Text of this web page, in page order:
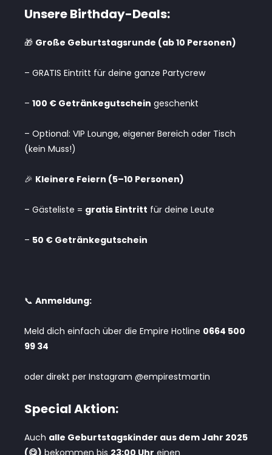
Unsere Birthday-Deals:
🎁 Große Geburtstagsrunde (ab 10 Personen)
– GRATIS Eintritt für deine ganze Partycrew
– 100 € Getränkegutschein geschenkt
– Optional: VIP Lounge, eigener Bereich oder Tisch
(kein Muss!)
🎉 Kleinere Feiern (5–10 Personen)
– Gästeliste = gratis Eintritt für deine Leute
– 50 € Getränkegutschein
📞 Anmeldung:
Meld dich einfach über die Empire Hotline 0664 500
99 34
oder direkt per Instagram @empirestmartin
Special Aktion:
Auch alle Geburtstagskinder aus dem Jahr 2025
(😋) bekommen bis 23:00 Uhr einen